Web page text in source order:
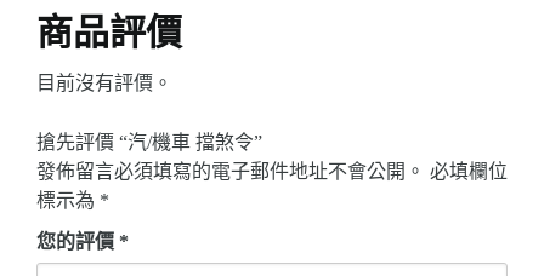
商品評價
目前沒有評價。
搶先評價 “汽/機車 擋煞令”
發佈留言必須填寫的電子郵件地址不會公開。 必填欄位
標示為 *
您的評價 *